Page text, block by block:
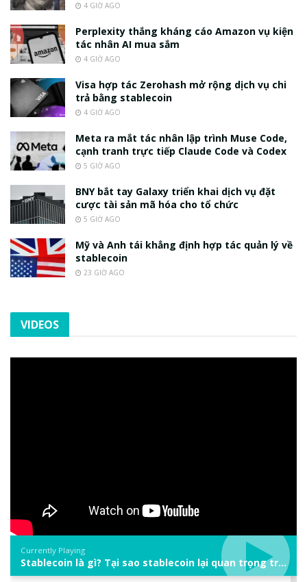
4 GIỜ AGO
Perplexity thắng kháng cáo Amazon vụ kiện
tác nhân AI mua sắm
4 GIỜ AGO
Visa hợp tác Zerohash mở rộng dịch vụ chi
trả bằng stablecoin
4 GIỜ AGO
Meta ra mắt tác nhân lập trình Muse Code,
cạnh tranh trực tiếp Claude Code và Codex
5 GIỜ AGO
BNY bắt tay Galaxy triển khai dịch vụ đặt
cược tài sản mã hóa cho tổ chức
5 GIỜ AGO
Mỹ và Anh tái khẳng định hợp tác quản lý về
stablecoin
23 GIỜ AGO
VIDEOS
Currently Playing
Stablecoin là gì? Tại sao stablecoin lại quan trọng trong thị trường crypto? | Phổ cập Blockchain